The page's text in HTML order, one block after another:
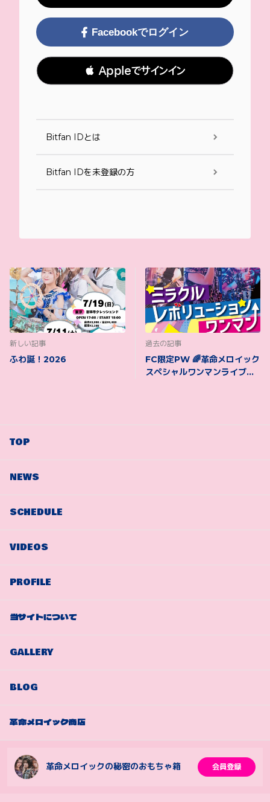
Facebookでログイン
 Appleでサインイン
Bitfan IDとは
Bitfan IDを未登録の方
新しい記事
ふわ誕！2026
過去の記事
FC限定PW 🌈革命メロイック
スペシャルワンマンライブ🌈
TOP
NEWS
SCHEDULE
VIDEOS
PROFILE
当サイトについて
GALLERY
BLOG
革命メロイック商店
革命メロイックの秘密のおもちゃ箱 会員登録